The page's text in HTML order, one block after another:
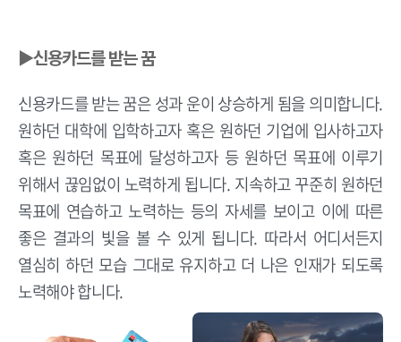
▶신용카드를 받는 꿈
신용카드를 받는 꿈은 성과 운이 상승하게 됨을 의미합니다.
원하던 대학에 입학하고자 혹은 원하던 기업에 입사하고자
혹은 원하던 목표에 달성하고자 등 원하던 목표에 이루기
위해서 끊임없이 노력하게 됩니다. 지속하고 꾸준히 원하던
목표에 연습하고 노력하는 등의 자세를 보이고 이에 따른
좋은 결과의 빛을 볼 수 있게 됩니다. 따라서 어디서든지
열심히 하던 모습 그대로 유지하고 더 나은 인재가 되도록
노력해야 합니다.